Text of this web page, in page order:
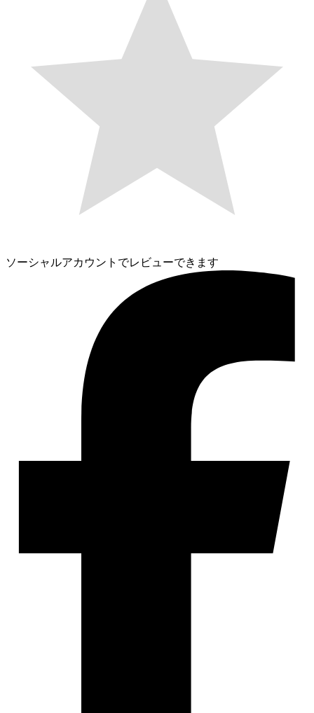
ソーシャルアカウントでレビューできます